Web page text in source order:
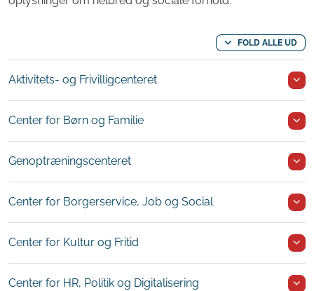
FOLD ALLE UD
Aktivitets- og Frivilligcenteret
Center for Børn og Familie
Genoptræningscenteret
Center for Borgerservice, Job og Social
Center for Kultur og Fritid
Center for HR, Politik og Digitalisering